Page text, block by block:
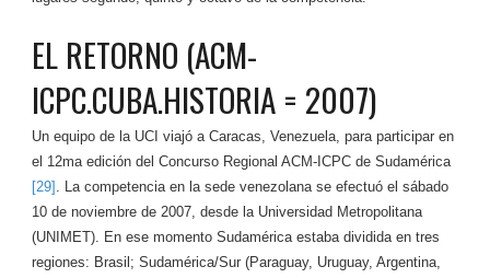
EL RETORNO (ACM-
ICPC.CUBA.HISTORIA = 2007)
Un equipo de la UCI viajó a Caracas, Venezuela, para participar en
el 12ma edición del Concurso Regional ACM-ICPC de Sudamérica
[29] . La competencia en la sede venezolana se efectuó el sábado
10 de noviembre de 2007, desde la Universidad Metropolitana
(UNIMET). En ese momento Sudamérica estaba dividida en tres
regiones: Brasil; Sudamérica/Sur (Paraguay, Uruguay, Argentina,